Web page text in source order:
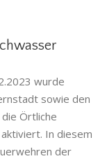
wurde
sowie den
Örtliche
In diesem
der